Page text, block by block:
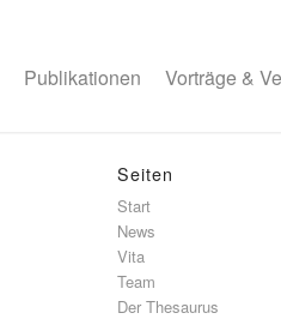
Publikationen Vorträge &
Seiten
Start
News
Vita
Team
Der Thesaurus